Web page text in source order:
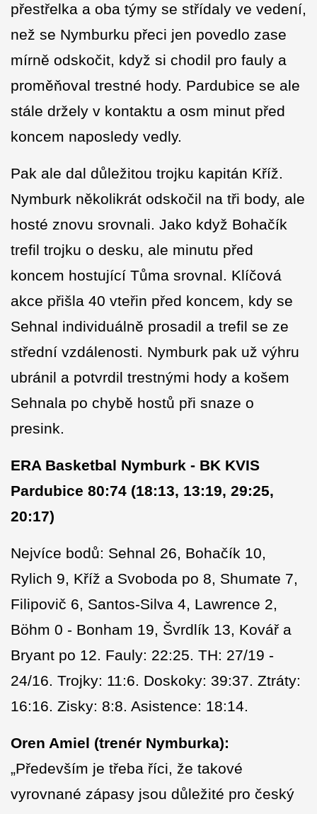
přestřelka a oba týmy se střídaly ve vedení,
než se Nymburku přeci jen povedlo zase
mírně odskočit, když si chodil pro fauly a
proměňoval trestné hody. Pardubice se ale
stále držely v kontaktu a osm minut před
koncem naposledy vedly.
Pak ale dal důležitou trojku kapitán Kříž.
Nymburk několikrát odskočil na tři body, ale
hosté znovu srovnali. Jako když Bohačík
trefil trojku o desku, ale minutu před
koncem hostující Tůma srovnal. Klíčová
akce přišla 40 vteřin před koncem, kdy se
Sehnal individuálně prosadil a trefil se ze
střední vzdálenosti. Nymburk pak už výhru
ubránil a potvrdil trestnými hody a košem
Sehnala po chybě hostů při snaze o
presink.
ERA Basketbal Nymburk - BK KVIS
Pardubice 80:74 (18:13, 13:19, 29:25,
20:17)
Nejvíce bodů: Sehnal 26, Bohačík 10,
Rylich 9, Kříž a Svoboda po 8, Shumate 7,
Filipovič 6, Santos-Silva 4, Lawrence 2,
Böhm 0 - Bonham 19, Švrdlík 13, Kovář a
Bryant po 12. Fauly: 22:25. TH: 27/19 -
24/16. Trojky: 11:6. Doskoky: 39:37. Ztráty:
16:16. Zisky: 8:8. Asistence: 18:14.
Oren Amiel (trenér Nymburka):
„Především je třeba říci, že takové
vyrovnané zápasy jsou důležité pro český